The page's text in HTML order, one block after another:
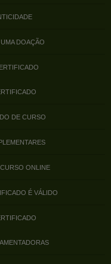
DOAÇÃO
DE CURSO
ONLINE
É VÁLIDO